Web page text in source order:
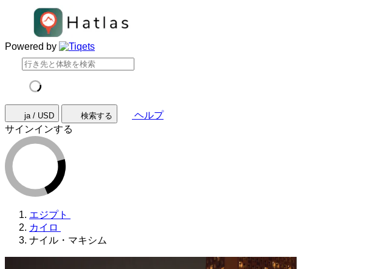
Powered by
ja / USD 検索する
ヘルプ
サインインする
エジプト
カイロ
ナイル・マキシム